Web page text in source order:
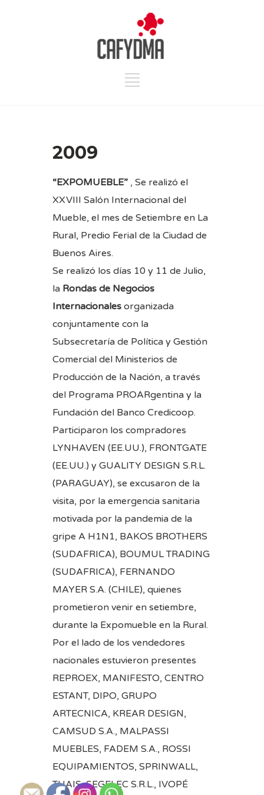
2009
“EXPOMUEBLE” , Se realizó el
XXVIII Salón Internacional del
Mueble, el mes de Setiembre en La
Rural, Predio Ferial de la Ciudad de
Buenos Aires.
Se realizó los días 10 y 11 de Julio,
la Rondas de Negocios
Internacionales organizada
conjuntamente con la
Subsecretaría de Política y Gestión
Comercial del Ministerios de
Producción de la Nación, a través
del Programa PROARgentina y la
Fundación del Banco Credicoop.
Participaron los compradores
LYNHAVEN (EE.UU.), FRONTGATE
(EE.UU.) y GUALITY DESIGN S.R.L.
(PARAGUAY), se excusaron de la
visita, por la emergencia sanitaria
motivada por la pandemia de la
gripe A H1N1, BAKOS BROTHERS
(SUDAFRICA), BOUMUL TRADING
(SUDAFRICA), FERNANDO
MAYER S.A. (CHILE), quienes
prometieron venir en setiembre,
durante la Expomueble en la Rural.
Por el lado de los vendedores
nacionales estuvieron presentes
REPROEX, MANIFESTO, CENTRO
ESTANT, DIPO, GRUPO
ARTECNICA, KREAR DESIGN,
CAMSUD S.A., MALPASSI
MUEBLES, FADEM S.A., ROSSI
EQUIPAMIENTOS, SPRINWALL,
THAIS, SEGELEC S.R.L., IVOPÉ